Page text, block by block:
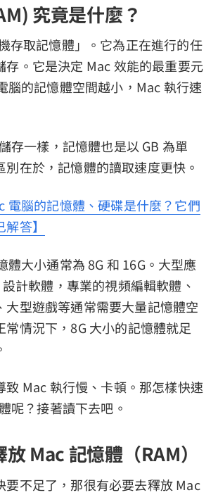
究竟是什麼？
存取記憶體」。它為正在進行的任
存。它是決定 Mac 效能的最重要元
腦的記憶體空間越小，Mac 執行速
存一樣，記憶體也是以 GB 為單
別在於，記憶體的讀取速度更快。
電腦的記憶體、硬碟是什麼？它們
答】
體大小通常為 8G 和 16G。大型應
計軟體，專業的視頻編輯軟體、
大型遊戲等通常需要大量記憶體空
常情況下，8G 大小的記憶體就足
致 Mac 執行慢、卡頓。那怎樣快速
呢？接著讀下去吧。
Mac 記憶體（RAM）
要不足了，那很有必要去釋放 Mac